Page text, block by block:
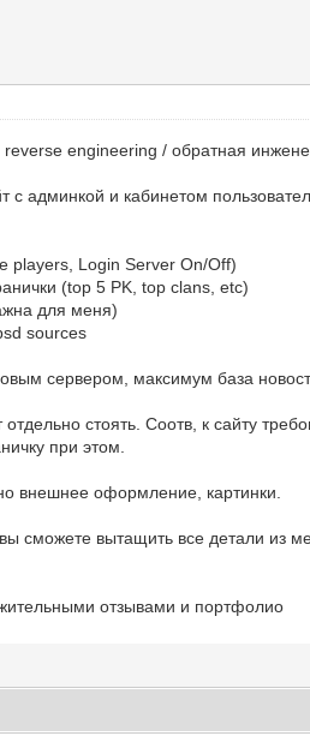
engineering / обратная
с админкой и кабинетом
players, Login Server On/Off)
(top 5 PK, top clans, etc)
для меня)
sources
сервером, максимум база
стоять. Соотв, к сайту
при этом.
внешнее оформление, картинки.
сможете вытащить все детали из
отзывами и портфолио